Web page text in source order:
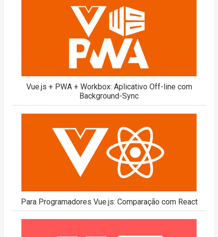
Vue.js + PWA + Workbox: Aplicativo Off-line com
Background-Sync
Para Programadores Vue.js: Comparação com React